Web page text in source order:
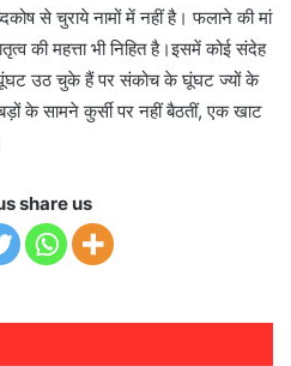
से चुराये नामों में नहीं है। फलाने की मां
की महत्ता भी निहित है।इसमें कोई संदेह
घूंघट उठ चुके हैं पर संकोच के घूंघट ज्यों के
के सामने कुर्सी पर नहीं बैठतीं, एक खाट
share us